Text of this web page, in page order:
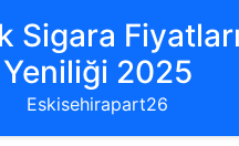
Sigara
Yeniliği 2025
Eskisehirapart26